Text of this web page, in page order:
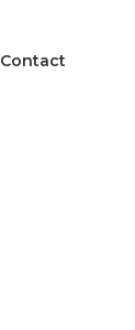
Contact